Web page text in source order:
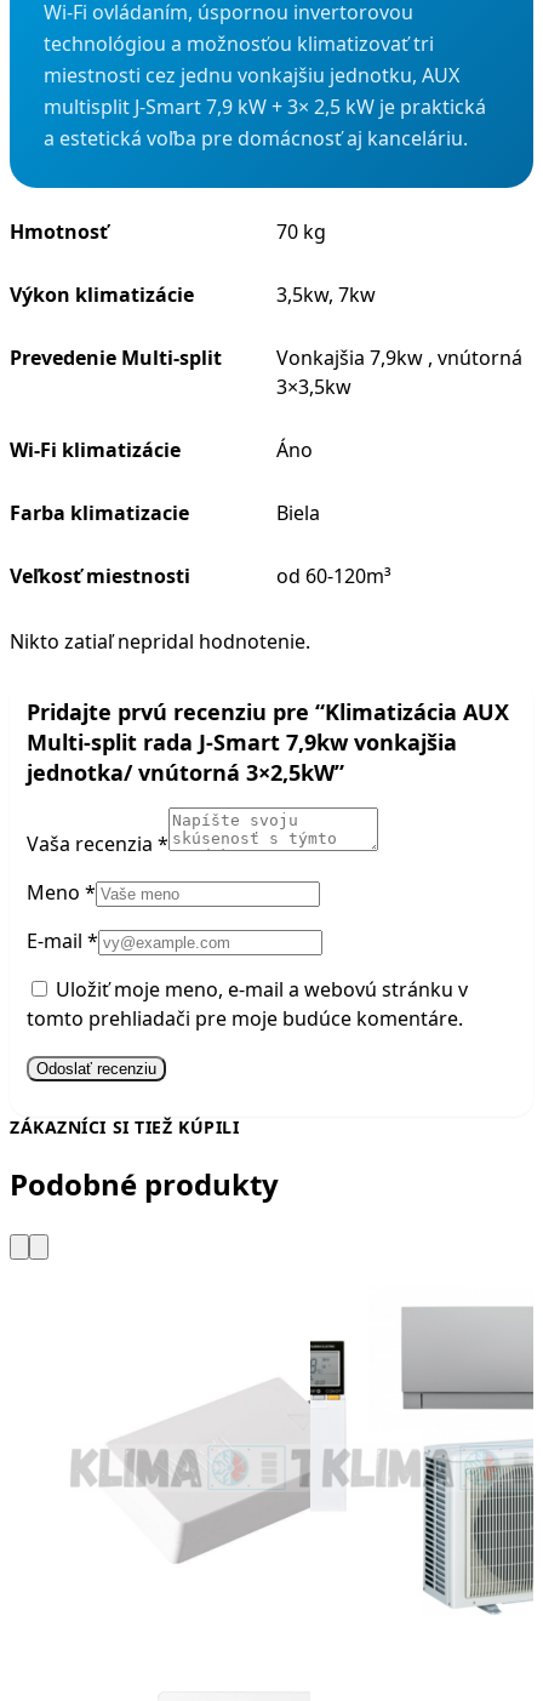
Wi-Fi ovládaním, úspornou invertorovou
technológiou a možnosťou klimatizovať tri
miestnosti cez jednu vonkajšiu jednotku, AUX
multisplit J-Smart 7,9 kW + 3× 2,5 kW je praktická
a estetická voľba pre domácnosť aj kanceláriu.
Hmotnosť 70 kg
Výkon klimatizácie 3,5kw, 7kw
Prevedenie Multi-split
Vonkajšia 7,9kw , vnútorná
3×3,5kw
Wi-Fi klimatizácie Áno
Farba klimatizacie Biela
Veľkosť miestnosti od 60-120m³
Nikto zatiaľ nepridal hodnotenie.
Pridajte prvú recenziu pre “Klimatizácia AUX
Multi-split rada J-Smart 7,9kw vonkajšia
jednotka/ vnútorná 3×2,5kW”
Vaša recenzia *
Meno *
E-mail *
Uložiť moje meno, e-mail a webovú stránku v
tomto prehliadači pre moje budúce komentáre.
ZÁKAZNÍCI SI TIEŽ KÚPILI
Podobné produkty